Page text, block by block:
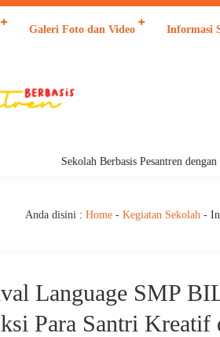
Galeri Foto dan Video Informasi
Sekolah Berbasis Pesantren dengan
Anda disini : Home - Kegiatan Sekolah -
Language SMP
Para Santri